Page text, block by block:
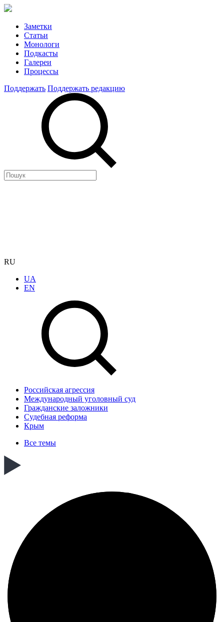
Заметки
Статьи
Монологи
Подкасты
Галереи
Процессы
Поддержать Поддержать редакцию
RU
UA
EN
Российская агрессия
Международный уголовный суд
Гражданские заложники
Судебная реформа
Крым
Все темы